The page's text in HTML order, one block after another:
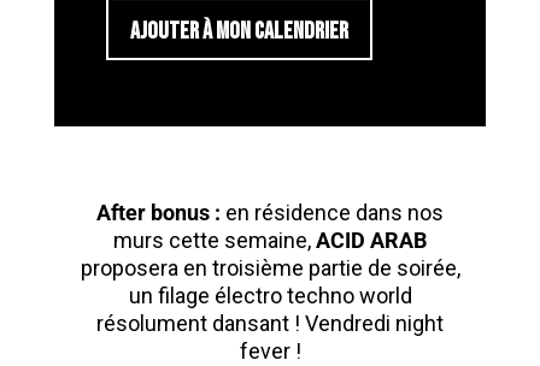
AJOUTER À MON CALENDRIER
After bonus : en résidence dans nos
murs cette semaine,ACID ARAB
proposera en troisième partie de soirée,
un filage électro techno world
résolument dansant ! Vendredi night
fever !